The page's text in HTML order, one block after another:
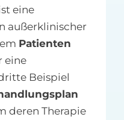
eine
außerklinischer
Patienten
eine
Beispiel
deren Therapie